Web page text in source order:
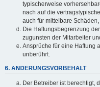
typischerweise
nach auf die
auch für mittelbare
Die Haftungsbegrenzung
zugunsten der Mitarbeiter
Ansprüche für eine Haftung
unberührt.
6. ÄNDERUNGSVORBEHALT
Der Betreiber ist berechtigt,